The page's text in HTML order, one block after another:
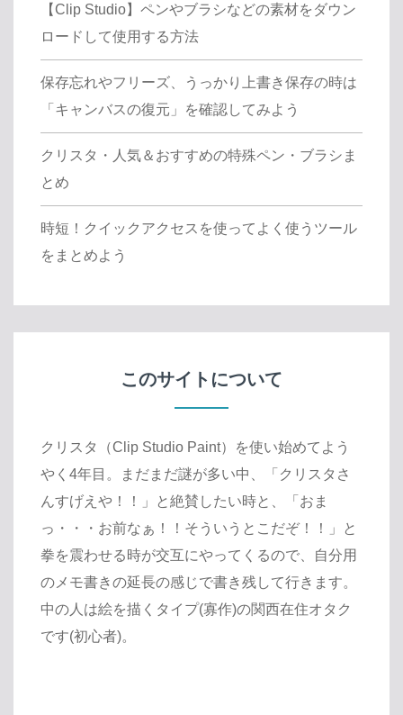
【Clip Studio】ペンやブラシなどの素材をダウン
ロードして使用する方法
保存忘れやフリーズ、うっかり上書き保存の時は
「キャンバスの復元」を確認してみよう
クリスタ・人気＆おすすめの特殊ペン・ブラシま
とめ
時短！クイックアクセスを使ってよく使うツール
をまとめよう
このサイトについて
クリスタ（Clip Studio Paint）を使い始めてよう
やく4年目。まだまだ謎が多い中、「クリスタさ
んすげえや！！」と絶賛したい時と、「おま
っ・・・お前なぁ！！そういうとこだぞ！！」と
拳を震わせる時が交互にやってくるので、自分用
のメモ書きの延長の感じで書き残して行きます。
中の人は絵を描くタイプ(寡作)の関西在住オタク
です(初心者)。